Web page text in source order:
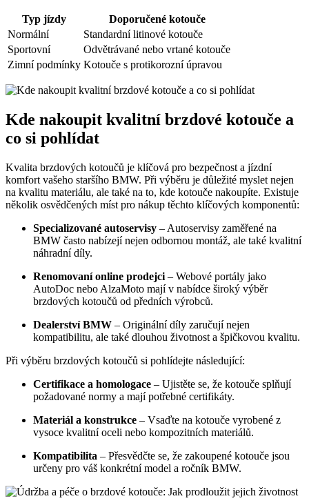
Typ jízdy
Doporučené kotouče
Normální
Standardní litinové kotouče
Sportovní
Odvětrávané nebo vrtané kotouče
Zimní podmínky Kotouče s protikorozní úpravou
Kde nakoupit kvalitní brzdové kotouče a
co si pohlídat
Kvalita brzdových kotoučů je klíčová pro bezpečnost a jízdní
komfort vašeho staršího BMW. Při výběru je důležité myslet nejen
na kvalitu materiálu, ale také na to, kde kotouče nakoupíte. Existuje
několik osvědčených míst pro nákup těchto klíčových komponentů:
Specializované autoservisy – Autoservisy zaměřené na
BMW často nabízejí nejen odbornou montáž, ale také kvalitní
náhradní díly.
Renomovaní online prodejci – Webové portály jako
AutoDoc nebo AlzaMoto mají v nabídce široký výběr
brzdových kotoučů od předních výrobců.
Dealerství BMW – Originální díly zaručují nejen
kompatibilitu, ale také dlouhou životnost a špičkovou kvalitu.
Při výběru brzdových kotoučů si pohlídejte následující:
Certifikace a homologace – Ujistěte se, že kotouče splňují
požadované normy a mají potřebné certifikáty.
Materiál a konstrukce – Vsaďte na kotouče vyrobené z
vysoce kvalitní oceli nebo kompozitních materiálů.
Kompatibilita – Přesvědčte se, že zakoupené kotouče jsou
určeny pro váš konkrétní model a ročník BMW.